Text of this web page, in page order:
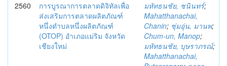
2560
การบูรณาการตลาดดิจิทัลเพื่อ
ส่งเสริมการตลาดผลิตภัณฑ์
หนึ่งตำบลหนึ่งผลิตภัณฑ์
(OTOP) อำเภอแม่ริม จังหวัด
เชียงใหม่
มหัทธนชัย, ชนินทร์;
Mahatthanachai,
Chanin; ชุ่มอุ่น, มานพ;
Chum-un, Manop;
มหัทธนชัย, บุษราภรณ์;
Mahatthanachai,